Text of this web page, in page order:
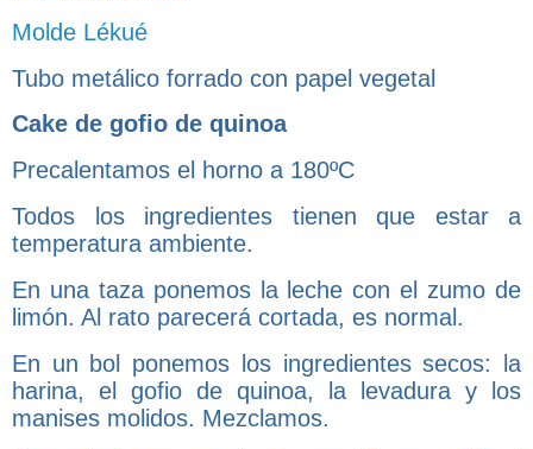
Molde Lékué
Tubo metálico forrado con papel vegetal
Cake de gofio de quinoa
Precalentamos el horno a 180ºC
Todos los ingredientes tienen que estar a
temperatura ambiente.
En una taza ponemos la leche con el zumo de
limón. Al rato parecerá cortada, es normal.
En un bol ponemos los ingredientes secos: la
harina, el gofio de quinoa, la levadura y los
manises molidos. Mezclamos.